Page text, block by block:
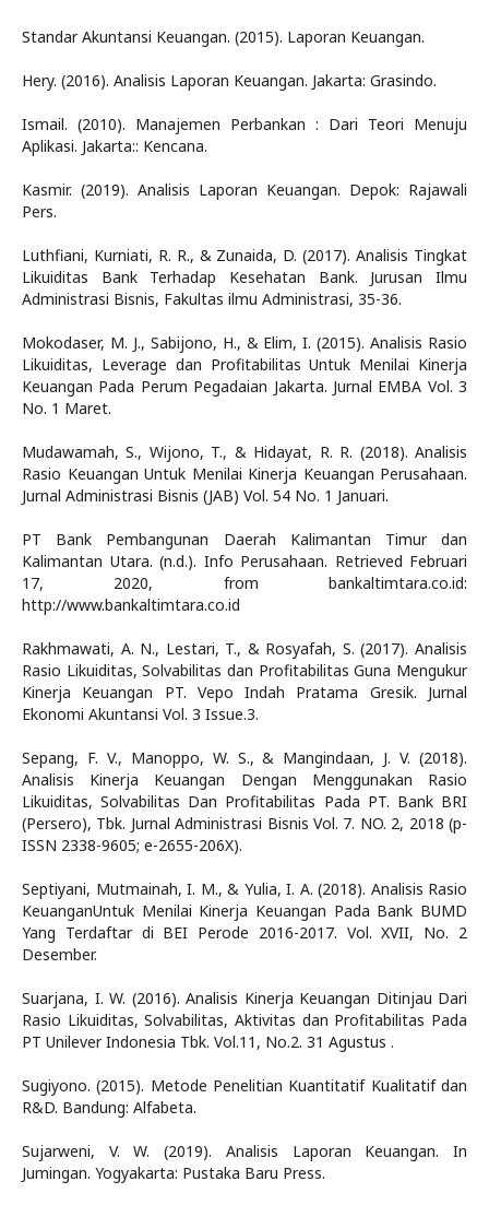
Standar Akuntansi Keuangan. (2015). Laporan Keuangan.
Hery. (2016). Analisis Laporan Keuangan. Jakarta: Grasindo.
Ismail. (2010). Manajemen Perbankan : Dari Teori Menuju
Aplikasi. Jakarta:: Kencana.
Kasmir. (2019). Analisis Laporan Keuangan. Depok: Rajawali
Pers.
Luthfiani, Kurniati, R. R., & Zunaida, D. (2017). Analisis Tingkat
Likuiditas Bank Terhadap Kesehatan Bank. Jurusan Ilmu
Administrasi Bisnis, Fakultas ilmu Administrasi, 35-36.
Mokodaser, M. J., Sabijono, H., & Elim, I. (2015). Analisis Rasio
Likuiditas, Leverage dan Profitabilitas Untuk Menilai Kinerja
Keuangan Pada Perum Pegadaian Jakarta. Jurnal EMBA Vol. 3
No. 1 Maret.
Mudawamah, S., Wijono, T., & Hidayat, R. R. (2018). Analisis
Rasio Keuangan Untuk Menilai Kinerja Keuangan Perusahaan.
Jurnal Administrasi Bisnis (JAB) Vol. 54 No. 1 Januari.
PT Bank Pembangunan Daerah Kalimantan Timur dan
Kalimantan Utara. (n.d.). Info Perusahaan. Retrieved Februari
17, 2020, from bankaltimtara.co.id:
http://www.bankaltimtara.co.id
Rakhmawati, A. N., Lestari, T., & Rosyafah, S. (2017). Analisis
Rasio Likuiditas, Solvabilitas dan Profitabilitas Guna Mengukur
Kinerja Keuangan PT. Vepo Indah Pratama Gresik. Jurnal
Ekonomi Akuntansi Vol. 3 Issue.3.
Sepang, F. V., Manoppo, W. S., & Mangindaan, J. V. (2018).
Analisis Kinerja Keuangan Dengan Menggunakan Rasio
Likuiditas, Solvabilitas Dan Profitabilitas Pada PT. Bank BRI
(Persero), Tbk. Jurnal Administrasi Bisnis Vol. 7. NO. 2, 2018 (p-
ISSN 2338-9605; e-2655-206X).
Septiyani, Mutmainah, I. M., & Yulia, I. A. (2018). Analisis Rasio
KeuanganUntuk Menilai Kinerja Keuangan Pada Bank BUMD
Yang Terdaftar di BEI Perode 2016-2017. Vol. XVII, No. 2
Desember.
Suarjana, I. W. (2016). Analisis Kinerja Keuangan Ditinjau Dari
Rasio Likuiditas, Solvabilitas, Aktivitas dan Profitabilitas Pada
PT Unilever Indonesia Tbk. Vol.11, No.2. 31 Agustus .
Sugiyono. (2015). Metode Penelitian Kuantitatif Kualitatif dan
R&D. Bandung: Alfabeta.
Sujarweni, V. W. (2019). Analisis Laporan Keuangan. In
Jumingan. Yogyakarta: Pustaka Baru Press.